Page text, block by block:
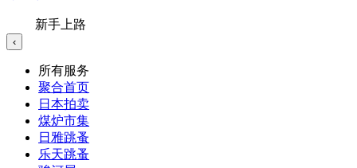
新手上路
‹
所有服务
聚合首页
日本拍卖
煤炉市集
日雅跳蚤
乐天跳蚤